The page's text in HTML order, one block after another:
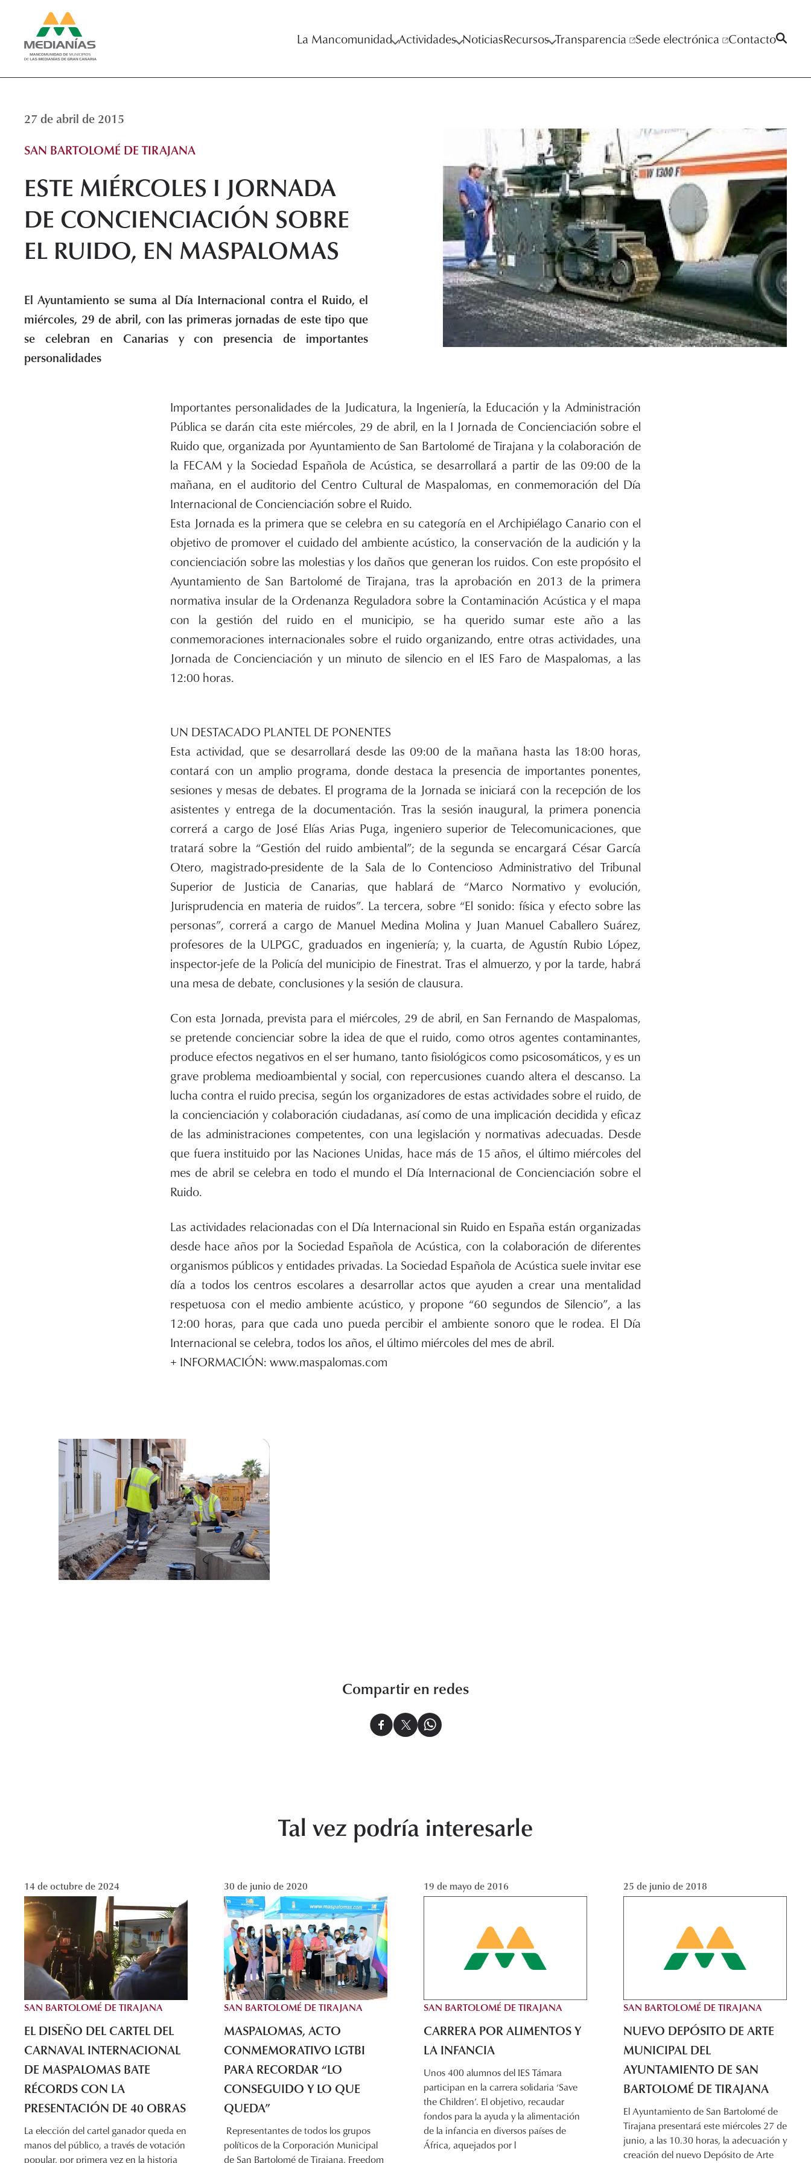
La Mancomunidad Actividades NoticiasRecursos Transparencia Sede electrónica Contacto
27 de abril de 2015
SAN BARTOLOMÉ DE TIRAJANA
ESTE MIÉRCOLES I JORNADA
DE CONCIENCIACIÓN SOBRE
EL RUIDO, EN MASPALOMAS
El Ayuntamiento se suma al Día Internacional contra el Ruido, el
miércoles, 29 de abril, con las primeras jornadas de este tipo que
se celebran en Canarias y con presencia de importantes
personalidades
Importantes personalidades de la Judicatura, la Ingeniería, la Educación y la Administración
Pública se darán cita este miércoles, 29 de abril, en la I Jornada de Concienciación sobre el
Ruido que, organizada por Ayuntamiento de San Bartolomé de Tirajana y la colaboración de
la FECAM y la Sociedad Española de Acústica, se desarrollará a partir de las 09:00 de la
mañana, en el auditorio del Centro Cultural de Maspalomas, en conmemoración del Día
Internacional de Concienciación sobre el Ruido.
Esta Jornada es la primera que se celebra en su categoría en el Archipiélago Canario con el
objetivo de promover el cuidado del ambiente acústico, la conservación de la audición y la
concienciación sobre las molestias y los daños que generan los ruidos. Con este propósito el
Ayuntamiento de San Bartolomé de Tirajana, tras la aprobación en 2013 de la primera
normativa insular de la Ordenanza Reguladora sobre la Contaminación Acústica y el mapa
con la gestión del ruido en el municipio, se ha querido sumar este año a las
conmemoraciones internacionales sobre el ruido organizando, entre otras actividades, una
Jornada de Concienciación y un minuto de silencio en el IES Faro de Maspalomas, a las
12:00 horas.
UN DESTACADO PLANTEL DE PONENTES
Esta actividad, que se desarrollará desde las 09:00 de la mañana hasta las 18:00 horas,
contará con un amplio programa, donde destaca la presencia de importantes ponentes,
sesiones y mesas de debates. El programa de la Jornada se iniciará con la recepción de los
asistentes y entrega de la documentación. Tras la sesión inaugural, la primera ponencia
correrá a cargo de José Elías Arias Puga, ingeniero superior de Telecomunicaciones, que
tratará sobre la “Gestión del ruido ambiental”; de la segunda se encargará César García
Otero, magistrado-presidente de la Sala de lo Contencioso Administrativo del Tribunal
Superior de Justicia de Canarias, que hablará de “Marco Normativo y evolución,
Jurisprudencia en materia de ruidos”. La tercera, sobre “El sonido: física y efecto sobre las
personas”, correrá a cargo de Manuel Medina Molina y Juan Manuel Caballero Suárez,
profesores de la ULPGC, graduados en ingeniería; y, la cuarta, de Agustín Rubio López,
inspector-jefe de la Policía del municipio de Finestrat. Tras el almuerzo, y por la tarde, habrá
una mesa de debate, conclusiones y la sesión de clausura.
Con esta Jornada, prevista para el miércoles, 29 de abril, en San Fernando de Maspalomas,
se pretende concienciar sobre la idea de que el ruido, como otros agentes contaminantes,
produce efectos negativos en el ser humano, tanto fisiológicos como psicosomáticos, y es un
grave problema medioambiental y social, con repercusiones cuando altera el descanso. La
lucha contra el ruido precisa, según los organizadores de estas actividades sobre el ruido, de
la concienciación y colaboración ciudadanas, así como de una implicación decidida y eficaz
de las administraciones competentes, con una legislación y normativas adecuadas. Desde
que fuera instituido por las Naciones Unidas, hace más de 15 años, el último miércoles del
mes de abril se celebra en todo el mundo el Día Internacional de Concienciación sobre el
Ruido.
Las actividades relacionadas con el Día Internacional sin Ruido en España están organizadas
desde hace años por la Sociedad Española de Acústica, con la colaboración de diferentes
organismos públicos y entidades privadas. La Sociedad Española de Acústica suele invitar ese
día a todos los centros escolares a desarrollar actos que ayuden a crear una mentalidad
respetuosa con el medio ambiente acústico, y propone “60 segundos de Silencio”, a las
12:00 horas, para que cada uno pueda percibir el ambiente sonoro que le rodea. El Día
Internacional se celebra, todos los años, el último miércoles del mes de abril.
+ INFORMACIÓN: www.maspalomas.com
Compartir en redes
Tal vez podría interesarle
14 de octubre de 2024
SAN BARTOLOMÉ DE TIRAJANA
EL DISEÑO DEL CARTEL DEL
CARNAVAL INTERNACIONAL
DE MASPALOMAS BATE
RÉCORDS CON LA
PRESENTACIÓN DE 40 OBRAS
La elección del cartel ganador queda en
manos del público, a través de votación
popular, por primera vez en la historia
30 de junio de 2020
SAN BARTOLOMÉ DE TIRAJANA
MASPALOMAS, ACTO
CONMEMORATIVO LGTBI
PARA RECORDAR “LO
CONSEGUIDO Y LO QUE
QUEDA”
Representantes de todos los grupos
políticos de la Corporación Municipal
de San Bartolomé de Tirajana, Freedom
19 de mayo de 2016
SAN BARTOLOMÉ DE TIRAJANA
CARRERA POR ALIMENTOS Y
LA INFANCIA
Unos 400 alumnos del IES Támara
participan en la carrera solidaria ‘Save
the Children’. El objetivo, recaudar
fondos para la ayuda y la alimentación
de la infancia en diversos países de
África, aquejados por l
25 de junio de 2018
SAN BARTOLOMÉ DE TIRAJANA
NUEVO DEPÓSITO DE ARTE
MUNICIPAL DEL
AYUNTAMIENTO DE SAN
BARTOLOMÉ DE TIRAJANA
El Ayuntamiento de San Bartolomé de
Tirajana presentará este miércoles 27 de
junio, a las 10.30 horas, la adecuación y
creación del nuevo Depósito de Arte